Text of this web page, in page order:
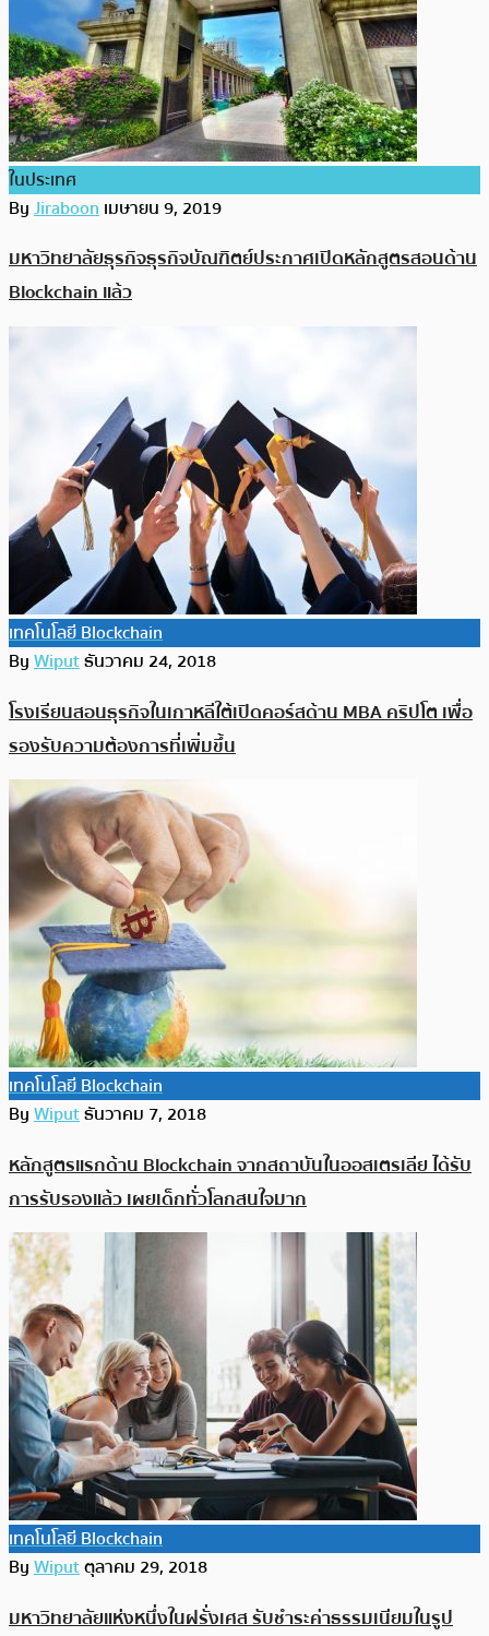
ในประเทศ
ByJiraboonเมษายน 9, 2019
มหาวิทยาลัยธุรกิจธุรกิจบัณฑิตย์ประกาศเปิดหลักสูตรสอนด้าน
Blockchain แล้ว
เทคโนโลยี Blockchain
ByWiputธันวาคม 24, 2018
โรงเรียนสอนธุรกิจในเกาหลีใต้เปิดคอร์สด้าน MBA คริปโต เพื่อ
รองรับความต้องการที่เพิ่มขึ้น
เทคโนโลยี Blockchain
ByWiputธันวาคม 7, 2018
หลักสูตรแรกด้าน Blockchain จากสถาบันในออสเตรเลีย ได้รับ
การรับรองแล้ว เผยเด็กทั่วโลกสนใจมาก
เทคโนโลยี Blockchain
ByWiputตุลาคม 29, 2018
มหาวิทยาลัยแห่งหนึ่งในฝรั่งเศส รับชำระค่าธรรมเนียมในรูป